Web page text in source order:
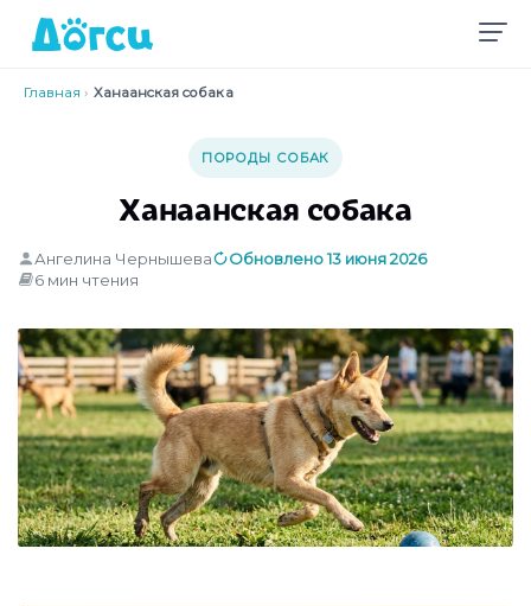
Главная › Ханаанская собака
ПОРОДЫ СОБАК
Ханаанская собака
Ангелина Чернышева
Обновлено 13 июня 2026
6 мин чтения